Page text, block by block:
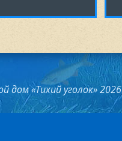
дом «Тихий уголок» 2026